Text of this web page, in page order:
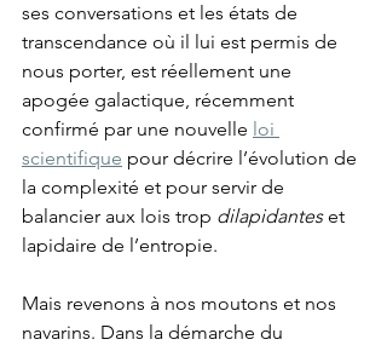
ses conversations et les états de
transcendance où il lui est permis de
nous porter, est réellement une
apogée galactique, récemment
confirmé par une nouvelle loi
scientifique pour décrire l’évolution de
la complexité et pour servir de
balancier aux lois trop dilapidantes et
lapidaire de l’entropie.
Mais revenons à nos moutons et nos
navarins. Dans la démarche du